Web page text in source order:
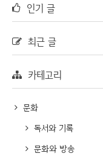
인기 글
최근 글
카테고리
문화
독서와 기록
문화와 방송